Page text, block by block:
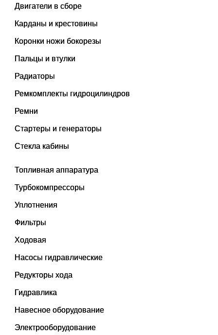
Двигатели в сборе
Карданы и крестовины
Коронки ножи бокорезы
Пальцы и втулки
Радиаторы
Ремкомплекты гидроцилиндров
Ремни
Стартеры и генераторы
Стекла кабины
Топливная аппаратура
Турбокомпрессоры
Уплотнения
Фильтры
Ходовая
Насосы гидравлические
Редукторы хода
Гидравлика
Навесное оборудование
Электрооборудование